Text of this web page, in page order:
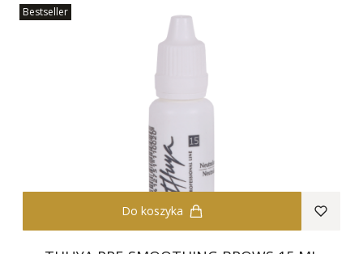
Bestseller
Do koszyka